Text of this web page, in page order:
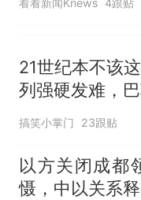
看看新闻Knews 4跟贴
21世纪本不该
列强硬发难，
认潮来袭
搞笑小掌门 23跟贴
以方关闭成都
慑，中以关系